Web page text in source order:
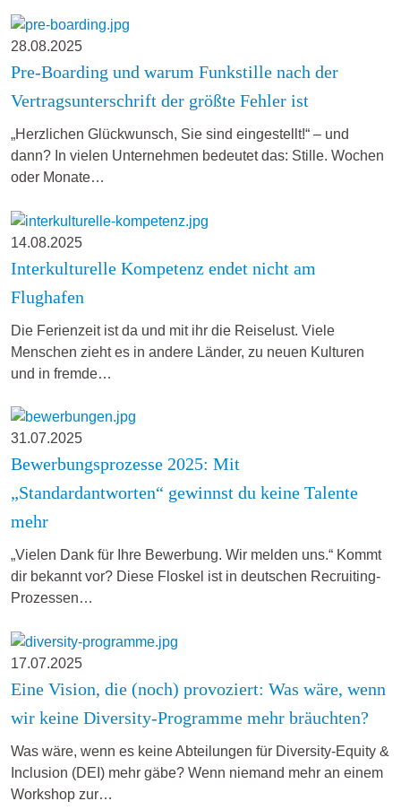
28.08.2025
Pre-Boarding und warum Funkstille nach der
Vertragsunterschrift der größte Fehler ist
„Herzlichen Glückwunsch, Sie sind eingestellt!“ – und
dann? In vielen Unternehmen bedeutet das: Stille. Wochen
oder Monate…
14.08.2025
Interkulturelle Kompetenz endet nicht am
Flughafen
Die Ferienzeit ist da und mit ihr die Reiselust. Viele
Menschen zieht es in andere Länder, zu neuen Kulturen
und in fremde…
31.07.2025
Bewerbungsprozesse 2025: Mit
„Standardantworten“ gewinnst du keine Talente
mehr
„Vielen Dank für Ihre Bewerbung. Wir melden uns.“ Kommt
dir bekannt vor? Diese Floskel ist in deutschen Recruiting-
Prozessen…
17.07.2025
Eine Vision, die (noch) provoziert: Was wäre, wenn
wir keine Diversity-Programme mehr bräuchten?
Was wäre, wenn es keine Abteilungen für Diversity-Equity &
Inclusion (DEI) mehr gäbe? Wenn niemand mehr an einem
Workshop zur…